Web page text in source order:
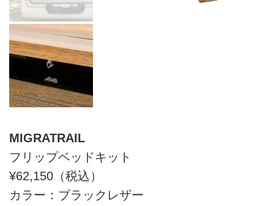
MIGRATRAIL
フリップベッドキット
¥62,150（税込）
カラー：ブラックレザー